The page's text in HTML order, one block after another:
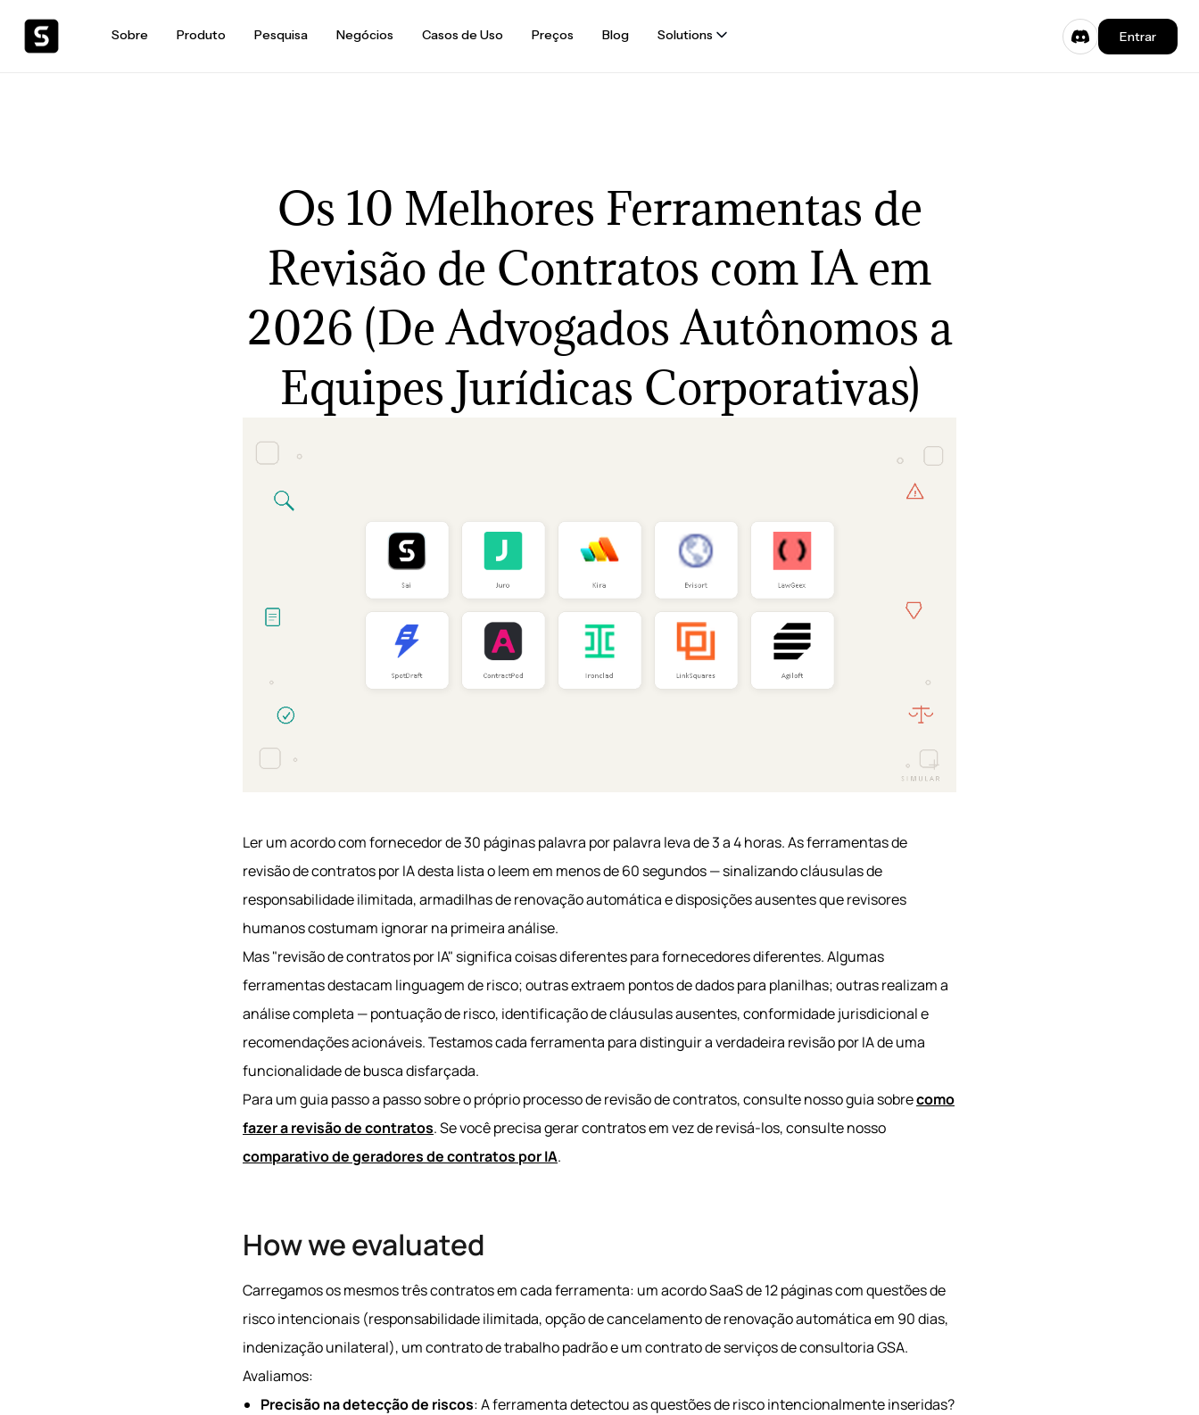
Sobre Produto Pesquisa Negócios Casos de Uso Preços Blog Solutions Entrar
Os 10 Melhores Ferramentas de
Revisão de Contratos com IA em
2026 (De Advogados Autônomos a
Equipes Jurídicas Corporativas)
Ler um acordo com fornecedor de 30 páginas palavra por palavra leva de 3 a 4 horas. As ferramentas de
revisão de contratos por IA desta lista o leem em menos de 60 segundos — sinalizando cláusulas de
responsabilidade ilimitada, armadilhas de renovação automática e disposições ausentes que revisores
humanos costumam ignorar na primeira análise.
Mas "revisão de contratos por IA" significa coisas diferentes para fornecedores diferentes. Algumas
ferramentas destacam linguagem de risco; outras extraem pontos de dados para planilhas; outras realizam a
análise completa — pontuação de risco, identificação de cláusulas ausentes, conformidade jurisdicional e
recomendações acionáveis. Testamos cada ferramenta para distinguir a verdadeira revisão por IA de uma
funcionalidade de busca disfarçada.
Para um guia passo a passo sobre o próprio processo de revisão de contratos, consulte nosso guia sobrecomo
fazer a revisão de contratos. Se você precisa gerar contratos em vez de revisá-los, consulte nosso
comparativo de geradores de contratos por IA.
How we evaluated
Carregamos os mesmos três contratos em cada ferramenta: um acordo SaaS de 12 páginas com questões de
risco intencionais (responsabilidade ilimitada, opção de cancelamento de renovação automática em 90 dias,
indenização unilateral), um contrato de trabalho padrão e um contrato de serviços de consultoria GSA.
Avaliamos:
Precisão na detecção de riscos: A ferramenta detectou as questões de risco intencionalmente inseridas?